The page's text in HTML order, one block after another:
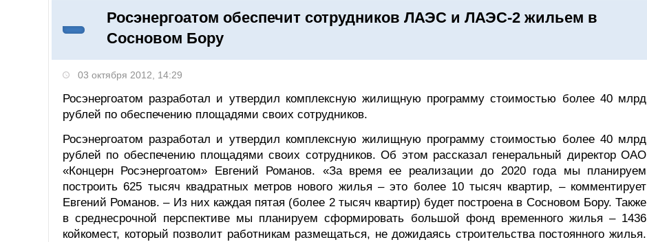
Поиск
Росэнергоатом обеспечит сотрудников ЛАЭС и ЛАЭС-2 жильем в
Сосновом Бору
03 октября 2012, 14:29
Росэнергоатом разработал и утвердил комплексную жилищную программу стоимостью более 40 млрд
рублей по обеспечению площадями своих сотрудников.
Росэнергоатом разработал и утвердил комплексную жилищную программу стоимостью более 40 млрд
рублей по обеспечению площадями своих сотрудников. Об этом рассказал генеральный директор ОАО
«Концерн Росэнергоатом» Евгений Романов. «За время ее реализации до 2020 года мы планируем
построить 625 тысяч квадратных метров нового жилья – это более 10 тысяч квартир, – комментирует
Евгений Романов. – Из них каждая пятая (более 2 тысяч квартир) будет построена в Сосновом Бору. Также
в среднесрочной перспективе мы планируем сформировать большой фонд временного жилья – 1436
койкомест, который позволит работникам размещаться, не дожидаясь строительства постоянного жилья.